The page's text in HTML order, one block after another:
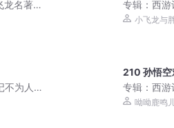
龙名著
专辑：西游
系列|睡前
小飞龙与
不为人
210 孙悟
专辑：西游
睡前故事
呦呦鹿鸣